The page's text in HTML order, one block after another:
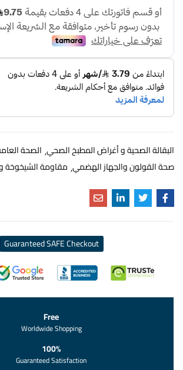
البقالة الصحية و أغراض المطبخ الصحي الصحة
صحة القولون والجهاز الهضمي مقاومة الشيخوخة
Guaranteed SAFE Checkout
Free
Worldwide Shopping
100%
Guaranteed Satisfaction